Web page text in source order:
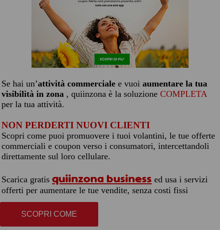
Se hai un’attività commerciale e vuoi aumentare la tua
visibilità in zona , quiinzona è la soluzione COMPLETA
per la tua attività.
NON PERDERTI NUOVI CLIENTI
Scopri come puoi promuovere i tuoi volantini, le tue offerte
commerciali e coupon verso i consumatori, intercettandoli
direttamente sul loro cellulare.
Scarica gratis quiinzona business ed usa i servizi
offerti per aumentare le tue vendite, senza costi fissi
SCOPRI COME